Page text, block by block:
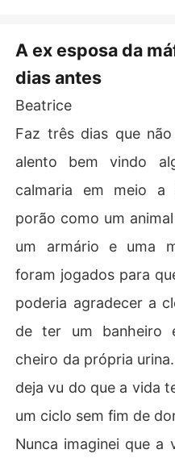
A ex esposa da máfia Capítulo 1
dias antes
Beatrice
Faz três dias que
alento bem vindo
calmaria em meio a
porão como um
um armário e uma
foram jogados para
poderia agradecer a
de ter um banheiro
cheiro da própria
deja vu do que a vida
um ciclo sem fim de
Nunca imaginei que a